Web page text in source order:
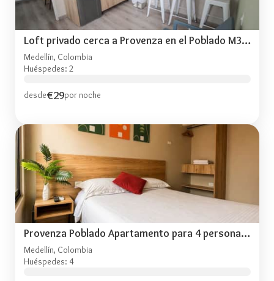
Loft privado cerca a Provenza en el Poblado M301
Medellín, Colombia
Huéspedes: 2
desde€29por noche
Provenza Poblado Apartamento para 4 personas M302
Medellín, Colombia
Huéspedes: 4